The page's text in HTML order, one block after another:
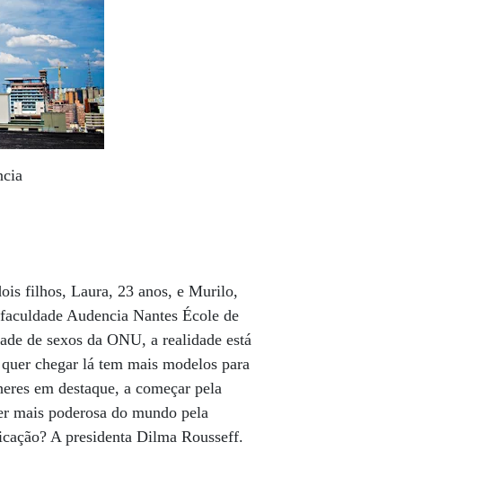
filhos, Laura, 23 anos, e Murilo,
Audencia Nantes École de
de sexos da ONU, a realidade está
chegar lá tem mais modelos para
em destaque, a começar pela
mais poderosa do mundo pela
A presidenta Dilma Rousseff.